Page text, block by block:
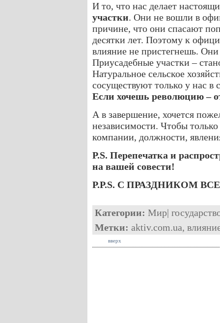
И то, что нас делает
участки. Они не вошли в
причине, что они спасают
десятки лет. Поэтому к
влияние не пристегнешь.
Приусадебные участки –
Натуральное сельское
сосуществуют только у нас
Если хочешь революцию –
А в завершение, хочется
независимости. Чтобы
компании, должности,
P.S. Перепечатка и
на вашей совести!
P.P.S. С ПРАЗДНИКОМ
Категории: Мир|
Метки: aktiv.com.ua,
вверх